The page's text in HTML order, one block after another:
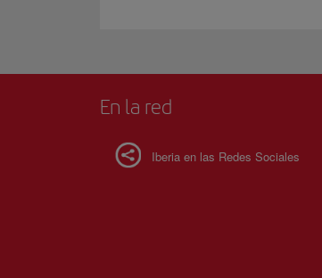
En la red
Iberia en las Redes Sociales